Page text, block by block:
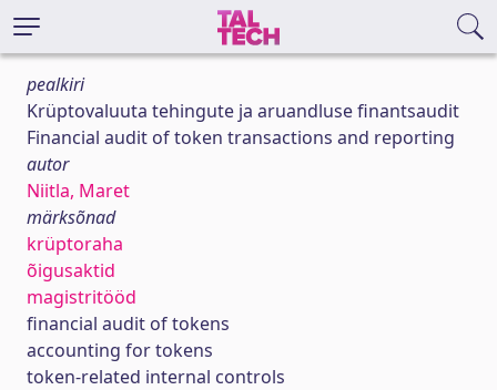
pealkiri
Krüptovaluuta tehingute ja aruandluse finantsaudit
Financial audit of token transactions and reporting
autor
Niitla, Maret
märksõnad
krüptoraha
õigusaktid
magistritööd
financial audit of tokens
accounting for tokens
token-related internal controls